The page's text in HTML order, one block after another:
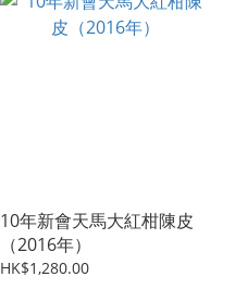
10年新會天馬大紅柑陳皮
（2016年）
HK$1,280.00